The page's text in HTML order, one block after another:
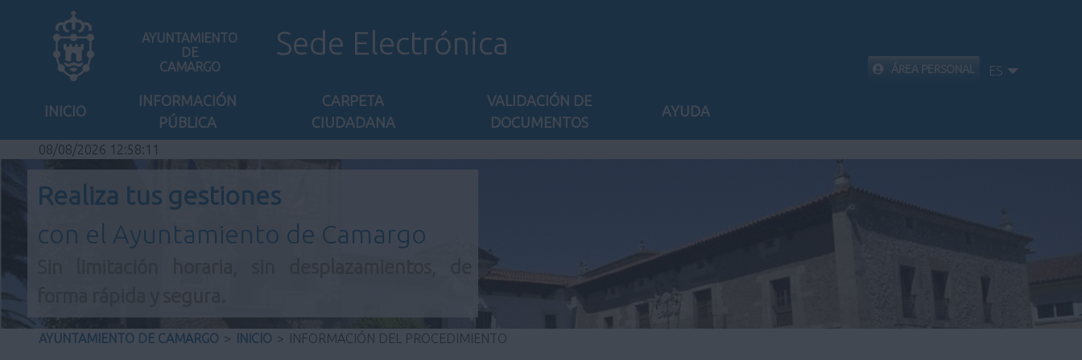
AYUNTAMIENTO
DE
CAMARGO
Sede Electrónica
INICIO
INFORMACIÓN
PÚBLICA
CARPETA
CIUDADANA
VALIDACIÓN DE
DOCUMENTOS
AYUDA
ÁREA PERSONAL ES
08/08/2026 12:58:11
Realiza tus gestiones
con el Ayuntamiento de Camargo
AYUNTAMIENTO DE CAMARGO > INICIO > INFORMACIÓN DEL PROCEDIMIENTO